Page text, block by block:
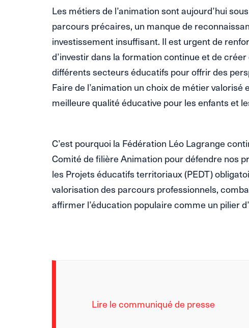
Les métiers de l’animation sont aujourd’hui
parcours précaires, un manque de
investissement insuffisant. Il est urgent de
d’investir dans la formation continue et de
différents secteurs éducatifs pour offrir des
Faire de l’animation un choix de métier valorisé
meilleure qualité éducative pour les enfants et
C’est pourquoi la Fédération Léo Lagrange
Comité de filière Animation pour défendre nos
les Projets éducatifs territoriaux (PEDT)
valorisation des parcours professionnels,
affirmer l’éducation populaire comme un pilier
Lire le communiqué de presse